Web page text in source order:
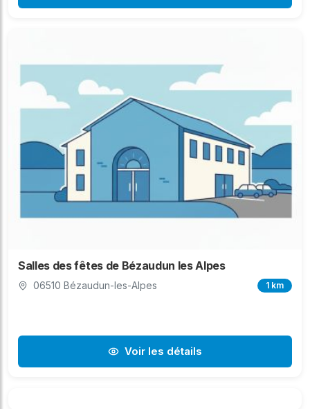
Salles des fêtes de Bézaudun les Alpes
06510 Bézaudun-les-Alpes 1 km
Voir les détails